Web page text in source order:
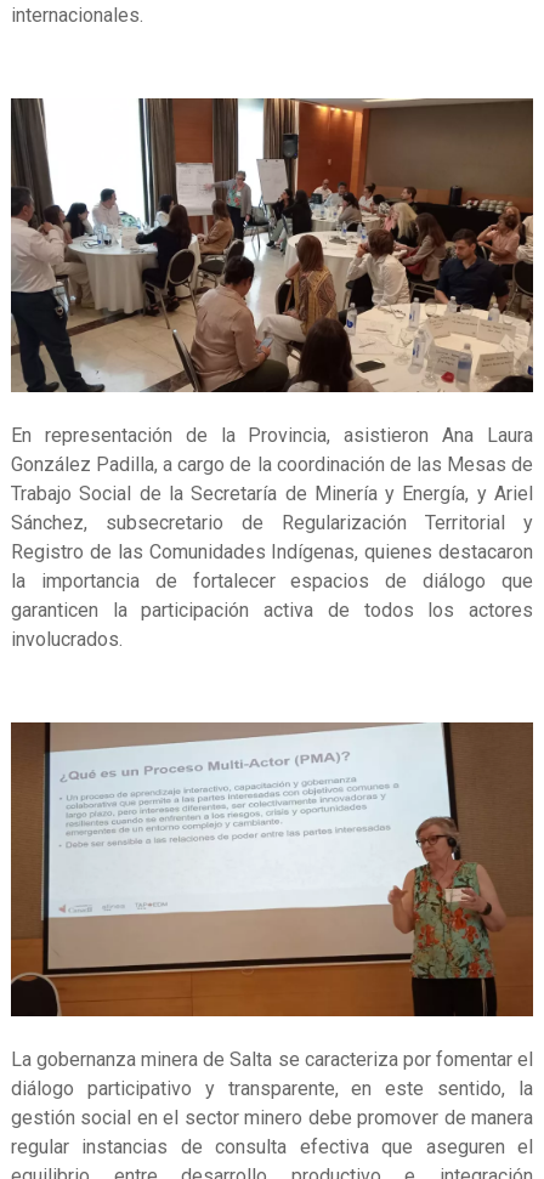
internacionales.
En representación de la Provincia, asistieron Ana Laura
González Padilla, a cargo de la coordinación de las Mesas de
Trabajo Social de la Secretaría de Minería y Energía, y Ariel
Sánchez, subsecretario de Regularización Territorial y
Registro de las Comunidades Indígenas, quienes destacaron
la importancia de fortalecer espacios de diálogo que
garanticen la participación activa de todos los actores
involucrados.
La gobernanza minera de Salta se caracteriza por fomentar el
diálogo participativo y transparente, en este sentido, la
gestión social en el sector minero debe promover de manera
regular instancias de consulta efectiva que aseguren el